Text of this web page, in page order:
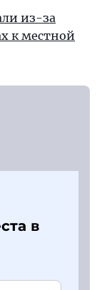
из-за
к местной
в